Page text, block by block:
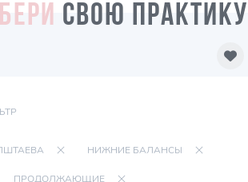
СВОЮ ПРАКТИКУ
НИЖНИЕ БАЛАНСЫ
ПРОДОЛЖАЮЩИЕ